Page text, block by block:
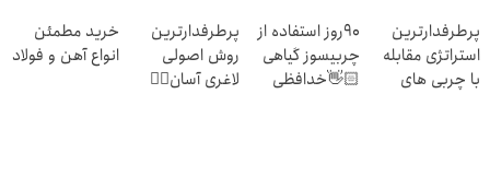
شو با مجوز
بهداشت
پرطرفدارترین
استراتژی مقابله
با چربی های
90روز استفاده از
چربیسوز گیاهی
👋🏻خدافظی
پرطرفدارترین
روش اصولی
لاغری آسان👈🏻
خرید مطمئن
انواع آهن و فولاد